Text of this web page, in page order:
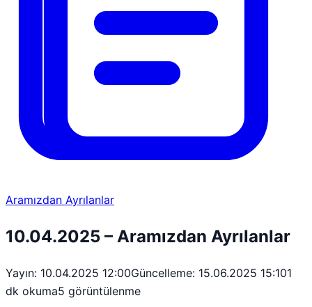
Aramızdan Ayrılanlar
10.04.2025 – Aramızdan Ayrılanlar
Yayın: 10.04.2025 12:00Güncelleme: 15.06.2025 15:101
dk okuma5 görüntülenme